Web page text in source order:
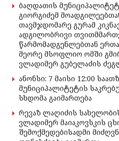
ბაღდათის
გიორგიძემ
თავმჯდომარე გურამ
ადგილობრივი
წარმომადგენლებთან
მეორე მსოფლიო ომში
ვლადიმერ გუბელაძის
ანონსი: 7 მაისი 12:00
მუნიციპალიტეტის
სხდომა გაიმართება
რევაზ ლაღიძის
ვლადიმერ მაიაკოვსკის
შემოქმედებისადმი